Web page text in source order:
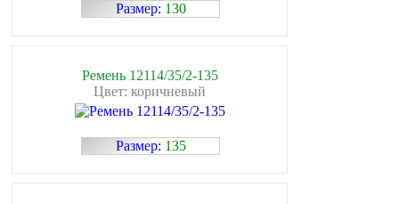
Размер: 130
Ремень 12114/35/2-135
Цвет: коричневый
Размер: 135